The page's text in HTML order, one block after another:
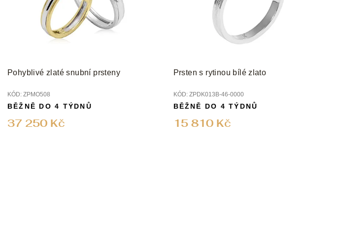
t
Pohyblivé zlaté snubní prsteny
KÓD: ZPMO508
37 250 Kč
BĚŽNĚ DO 4 TÝDNŮ
Prsten s rytinou bílé zlato
KÓD: ZPDK013B-46-0000
15 810 Kč
BĚŽNĚ DO 4 TÝDNŮ